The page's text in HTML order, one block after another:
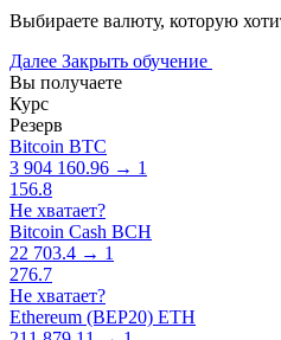
Выбираете валюту, которую
Далее Закрыть обучение
Вы получаете
Курс
Резерв
Bitcoin BTC
3 904 160.96 → 1
156.8
Не хватает?
Bitcoin Cash BCH
22 703.4 → 1
276.7
Не хватает?
Ethereum (BEP20) ETH